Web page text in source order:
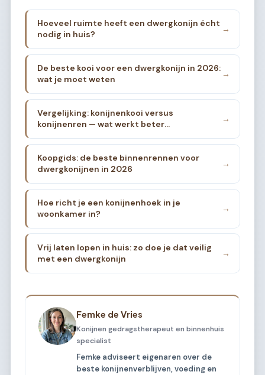
Hoeveel ruimte heeft een dwergkonijn écht
nodig in huis?
→
De beste kooi voor een dwergkonijn in 2026:
wat je moet weten
→
Vergelijking: konijnenkooi versus
konijnenren — wat werkt beter
→
Koopgids: de beste binnenrennen voor
dwergkonijnen in 2026
→
Hoe richt je een konijnenhoek in je
woonkamer in?
→
Vrij laten lopen in huis: zo doe je dat veilig
met een dwergkonijn
→
Femke de Vries
Konijnen gedragstherapeut en binnenhuis
specialist
Femke adviseert eigenaren over de
beste konijnenverblijven, voeding en